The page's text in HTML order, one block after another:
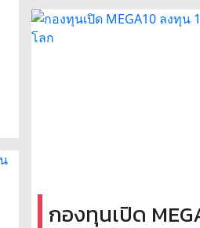
กองทุนเปิด